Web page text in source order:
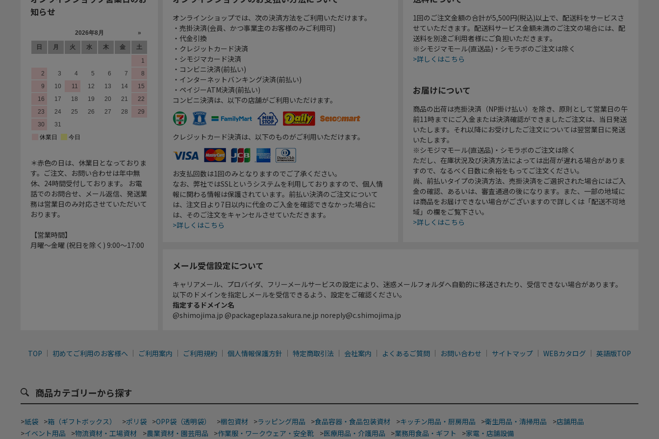
知らせ
＊赤色の日は、休業日となっておりま
す。ご注文、お問い合わせは年中無
休、24時間受付しております。 お電
話でのお問合せ、メール返信、発送業
務は営業日のみ対応させていただいて
おります。
【営業時間】
月曜～金曜 (祝日を除く) 9:00～17:00
オンラインショップでは、次の決済方法をご利用いただけます。
・売掛決済(会員、かつ事業主のお客様のみご利用可)
・代金引換
・クレジットカード決済
・シモジマカード決済
・コンビニ決済(前払い)
・インターネットバンキング決済(前払い)
・ペイジーATM決済(前払い)
コンビニ決済は、以下の店舗がご利用いただけます。
クレジットカード決済は、以下のものがご利用いただけます。
お支払回数は1回のみとなりますのでご了承ください。
なお、弊社ではSSLというシステムを利用しておりますので、個人情
報に関わる情報は保護されています。前払い決済のご注文について
は、注文日より7日以内に代金のご入金を確認できなかった場合に
は、そのご注文をキャンセルさせていただきます。
>詳しくはこちら
1回のご注文金額の合計が5,500円(税込)以上で、配送料をサービスさ
せていただきます。配送料サービス金額未満のご注文の場合には、配
送料を別途ご利用者様にご負担いただきます。
※シモジマモール(直送品)・シモラボのご注文は除く
>詳しくはこちら
お届けについて
商品の出荷は売掛決済（NP掛け払い）を除き、原則として営業日の午
前11時までにご入金または決済確認ができましたご注文は、当日発送
いたします。それ以降にお受けしたご注文については翌営業日に発送
いたします。
※シモジマモール(直送品)・シモラボのご注文は除く
ただし、在庫状況及び決済方法によっては出荷が遅れる場合がありま
すので、なるべく日数に余裕をもってご注文ください。
尚、前払いタイプの決済方法、売掛決済をご選択された場合にはご入
金の確認、あるいは、審査通過の後になります。また、一部の地域に
は商品をお届けできない場合がございますので詳しくは「配送不可地
域」の欄をご覧下さい。
>詳しくはこちら
メール受信設定について
キャリアメール、プロバイダ、フリーメールサービスの設定により、迷惑メールフォルダへ自動的に移送されたり、受信できない場合があります。
以下のドメインを指定しメールを受信できるよう、設定をご確認ください。
指定するドメイン名
@shimojima.jp @packageplaza.sakura.ne.jp noreply@c.shimojima.jp
TOP 初めてご利用のお客様へ ご利用案内 ご利用規約 個人情報保護方針 特定商取引法 会社案内 よくあるご質問 お問い合わせ サイトマップ WEBカタログ 英語版TOP
商品カテゴリーから探す
>紙袋 >箱（ギフトボックス） >ポリ袋 >OPP袋（透明袋） >梱包資材 >ラッピング用品 >食品容器・食品包装資材 >キッチン用品・厨房用品 >衛生用品・清掃用品 >店舗用品
>イベント用品 >物流資材・工場資材 >農業資材・園芸用品 >作業服・ワークウェア・安全靴 >医療用品・介護用品 >業務用食品・ギフト >家電・店舗設備